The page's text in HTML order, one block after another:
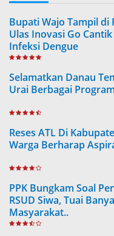
Bupati Wajo Tampil di
Ulas Inovasi Go
Infeksi Dengue
Selamatkan Danau
Urai Berbagai
Reses ATL Di
Warga Berharap
PPK Bungkam Soal
RSUD Siwa, Tuai
Masyarakat..